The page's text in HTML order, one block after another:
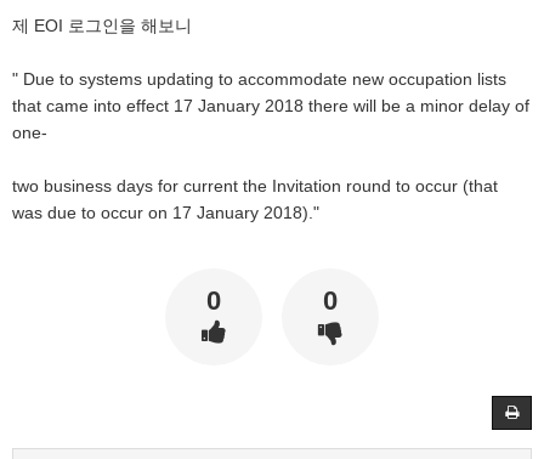
제 EOI 로그인을 해보니
" Due to systems updating to accommodate new occupation lists
that came into effect 17 January 2018 there will be a minor delay of
one-
two business days for current the Invitation round to occur (that
was due to occur on 17 January 2018)."
0 0